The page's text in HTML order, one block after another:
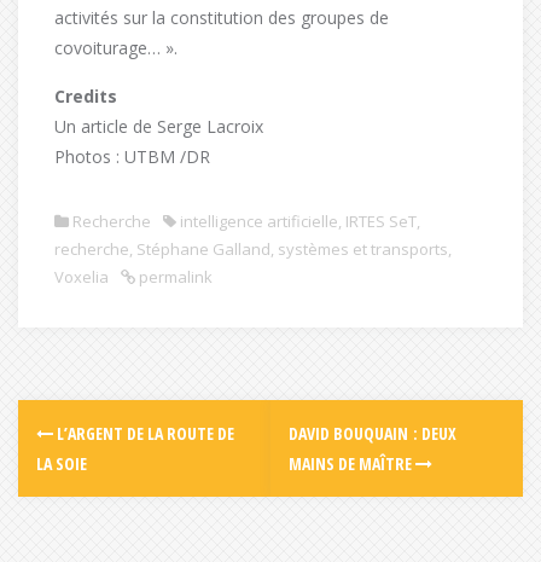
activités sur la constitution des groupes de
covoiturage… ».
Credits
Un article de Serge Lacroix
Photos : UTBM /DR
Recherche intelligence artificielle, IRTES SeT,
recherche, Stéphane Galland, systèmes et transports,
Voxelia
permalink
L’ARGENT DE LA ROUTE DE
LA SOIE
DAVID BOUQUAIN : DEUX
MAINS DE MAÎTRE